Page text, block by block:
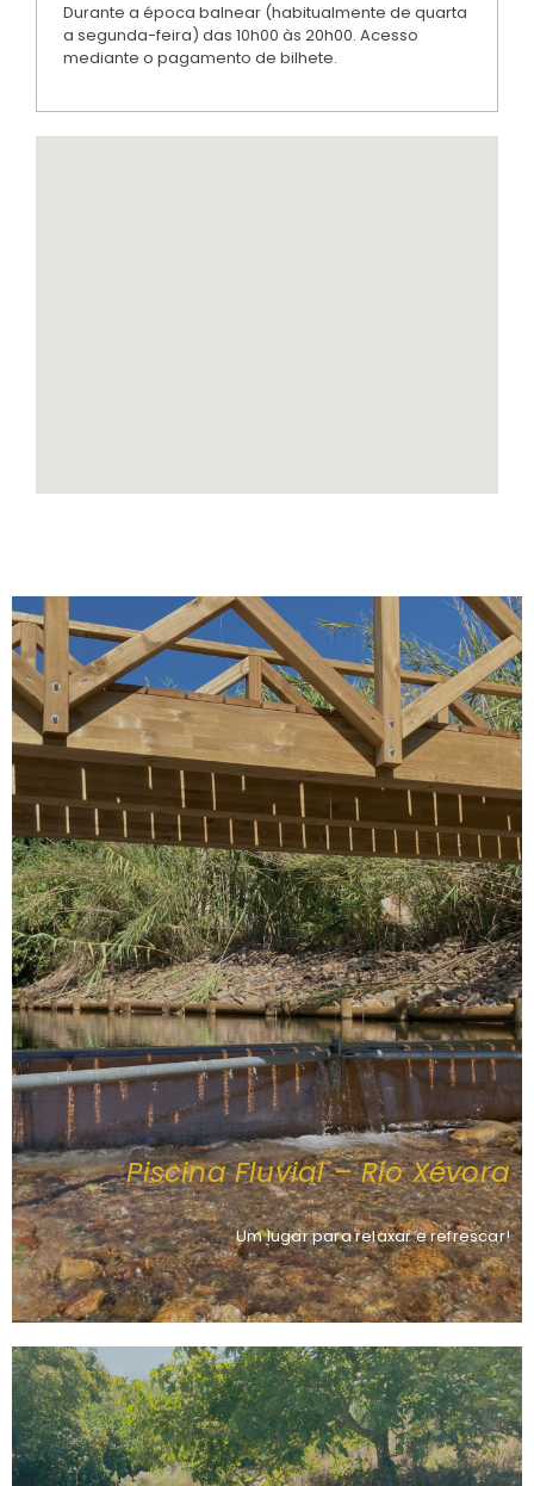
Durante a época balnear (habitualmente de quarta
a segunda-feira) das 10h00 às 20h00. Acesso
mediante o pagamento de bilhete.
Piscina Fluvial – Rio Xévora
Um lugar para relaxar e refrescar!